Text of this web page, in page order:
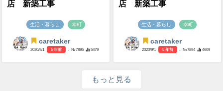
店 新築工事
生活・暮らし 幸町
caretaker
2020/9/1 5 年前 - №7895 5479
店 新築工事
生活・暮らし 幸町
caretaker
2020/9/1 5 年前 - №7894 4609
もっと見る